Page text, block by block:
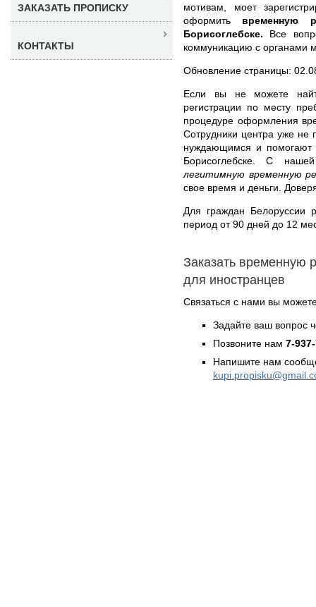
мотивам, моет
оформить временную
Борисоглебске. Все
коммуникацию с органами
Обновление страницы:
Если вы не можете
регистрации по месту
процедуре оформления
Сотрудники центра уже
нуждающимся и помогают
Борисоглебске. С
легитимную временную
свое время и деньги.
Для граждан Белоруссии
период от 90 дней до 12
Заказать временную
для иностранцев
Связаться с нами вы
Задайте ваш вопрос
Позвоните нам 7-
Напишите нам
ЗАКАЗАТЬ ПРОПИСКУ
КОНТАКТЫ